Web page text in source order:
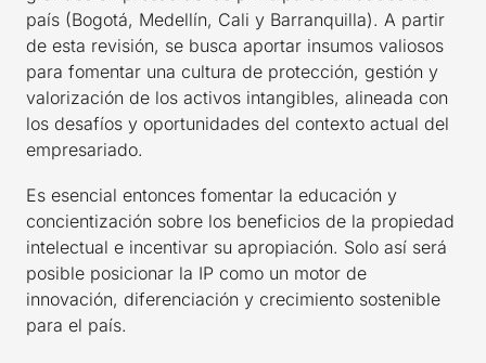
país (Bogotá, Medellín, Cali y Barranquilla). A partir
de esta revisión, se busca aportar insumos valiosos
para fomentar una cultura de protección, gestión y
valorización de los activos intangibles, alineada con
los desafíos y oportunidades del contexto actual del
empresariado.
Es esencial entonces fomentar la educación y
concientización sobre los beneficios de la propiedad
intelectual e incentivar su apropiación. Solo así será
posible posicionar la IP como un motor de
innovación, diferenciación y crecimiento sostenible
para el país.